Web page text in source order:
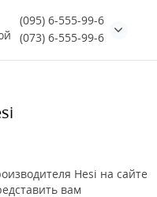
(095) 6-555-99-6
(073) 6-555-99-6
Hesi на сайте
вам